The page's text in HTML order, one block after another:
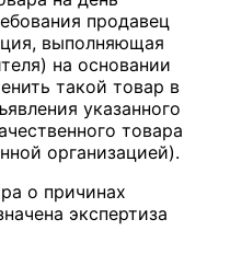
продавец
выполняющая
на основании
такой товар в
указанного
товара
организацией).
о причинах
экспертиза